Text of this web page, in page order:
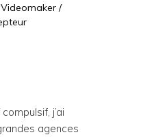
/
j’ai
agences